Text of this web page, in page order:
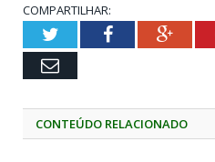
COMPARTILHAR:
TwitterFacebook
Email
CONTEÚDO RELACIONADO